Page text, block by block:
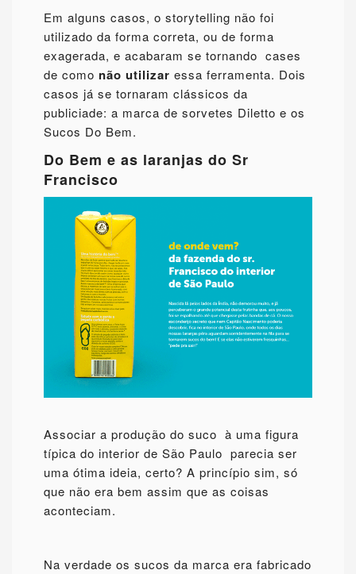
Em alguns casos, o storytelling não foi
utilizado da forma correta, ou de forma
exagerada, e acabaram se tornando cases
de como não utilizar essa ferramenta. Dois
casos já se tornaram clássicos da
publiciade: a marca de sorvetes Diletto e os
Sucos Do Bem.
Do Bem e as laranjas do Sr
Francisco
Associar a produção do suco à uma figura
típica do interior de São Paulo parecia ser
uma ótima ideia, certo? A princípio sim, só
que não era bem assim que as coisas
aconteciam.
Na verdade os sucos da marca era fabricado